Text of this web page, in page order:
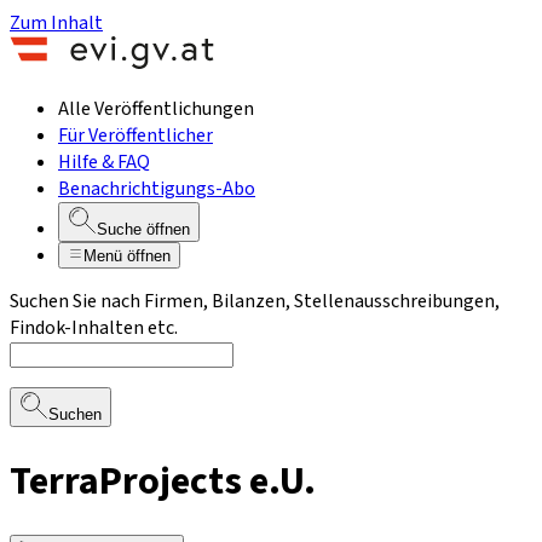
Zum Inhalt
Alle Veröffentlichungen
Für Veröffentlicher
Hilfe & FAQ
Benachrichtigungs-Abo
Suche öffnen
Menü öffnen
Suchen Sie nach Firmen, Bilanzen, Stellenausschreibungen,
Findok-Inhalten etc.
Suchen
TerraProjects e.U.